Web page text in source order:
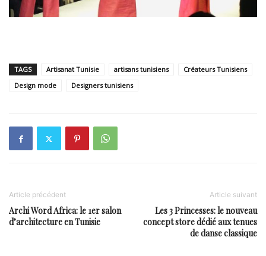
TAGS Artisanat Tunisie artisans tunisiens
Créateurs Tunisiens
Design mode
Designers tunisiens
Article précédent
Archi Word Africa: le 1er salon
d’architecture en Tunisie
Article suivant
Les 3 Princesses: le nouveau
concept store dédié aux tenues
de danse classique